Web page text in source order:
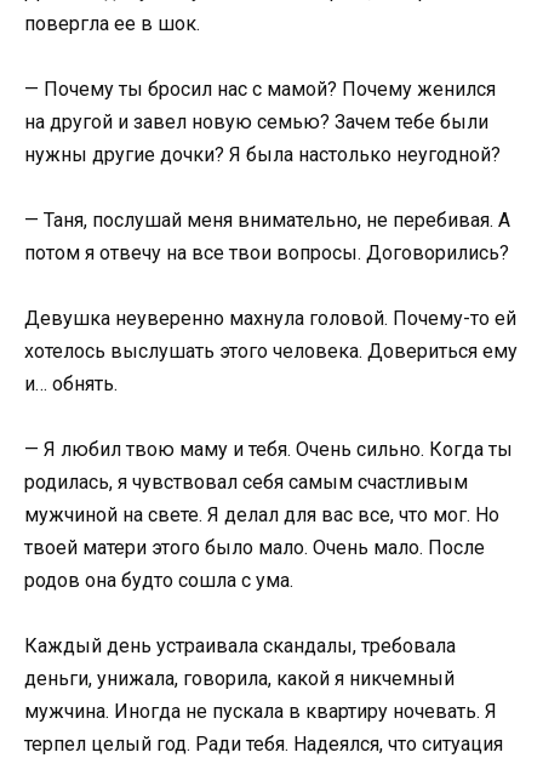
повергла ее в шок.
— Почему ты бросил нас с мамой? Почему женился
на другой и завел новую семью? Зачем тебе были
нужны другие дочки? Я была настолько неугодной?
— Таня, послушай меня внимательно, не перебивая. А
потом я отвечу на все твои вопросы. Договорились?
Девушка неуверенно махнула головой. Почему-то ей
хотелось выслушать этого человека. Довериться ему
и… обнять.
— Я любил твою маму и тебя. Очень сильно. Когда ты
родилась, я чувствовал себя самым счастливым
мужчиной на свете. Я делал для вас все, что мог. Но
твоей матери этого было мало. Очень мало. После
родов она будто сошла с ума.
Каждый день устраивала скандалы, требовала
деньги, унижала, говорила, какой я никчемный
мужчина. Иногда не пускала в квартиру ночевать. Я
терпел целый год. Ради тебя. Надеялся, что ситуация